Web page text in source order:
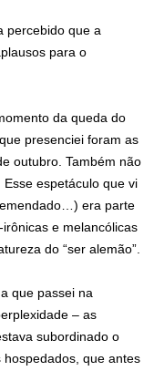
percebido que a
para o
da queda do
presenciei foram as
outubro. Também não
espetáculo que vi
era parte
e melancólicas
do “ser alemão”.
que passei na
– as
subordinado o
que antes